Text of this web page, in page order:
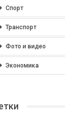
Спорт
Транспорт
Фото и видео
Экономика